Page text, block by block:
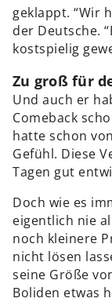
geklappt. “Wir
der Deutsche.
kostspielig
Zu groß für
Und auch er
Comeback
hatte schon
Gefühl. Diese
Tagen gut
Doch wie es
eigentlich nie
noch kleinere
nicht lösen
seine Größe
Boliden etwas